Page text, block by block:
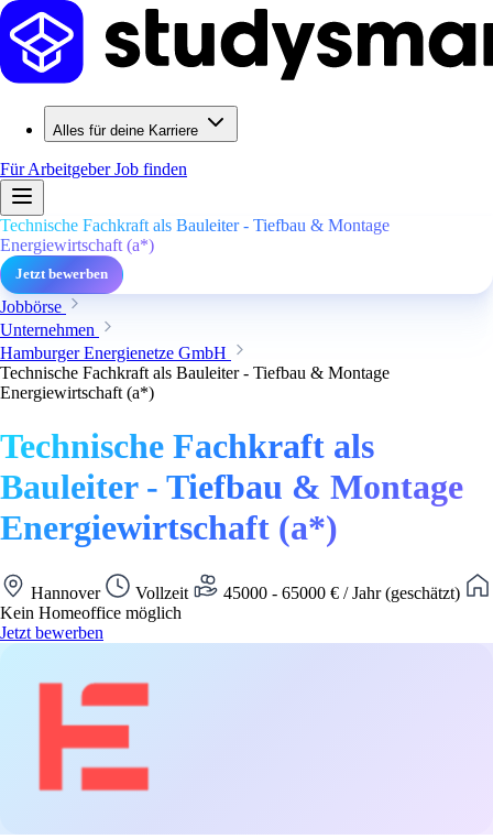
Alles für deine Karriere
Für ArbeitgeberJob finden
Technische Fachkraft als Bauleiter - Tiefbau & Montage
Energiewirtschaft (a*)
Jetzt bewerben
Jobbörse
Unternehmen
Hamburger Energienetze GmbH
Technische Fachkraft als Bauleiter - Tiefbau & Montage
Energiewirtschaft (a*)
Technische Fachkraft als
Bauleiter - Tiefbau & Montage
Energiewirtschaft (a*)
Hannover Vollzeit
45000 - 65000 € / Jahr (geschätzt)
Kein Homeoffice möglich
Jetzt bewerben